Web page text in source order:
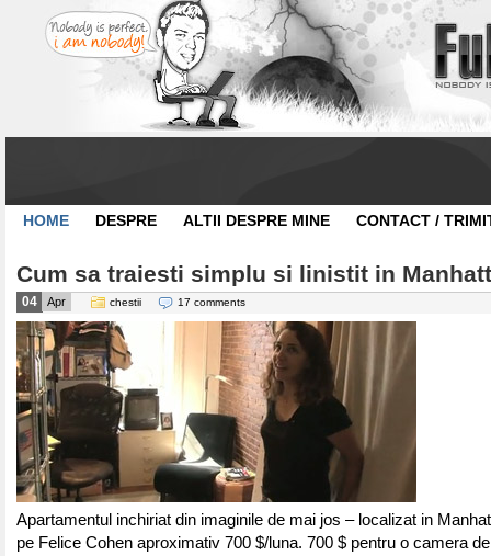
HOME DESPRE ALTII DESPRE MINE CONTACT /
Cum sa traiesti simplu si linistit in
04 Apr chestii 17 comments
Apartamentul inchiriat din imaginile de mai jos – localizat in
pe Felice Cohen aproximativ 700 $/luna. 700 $ pentru o camera